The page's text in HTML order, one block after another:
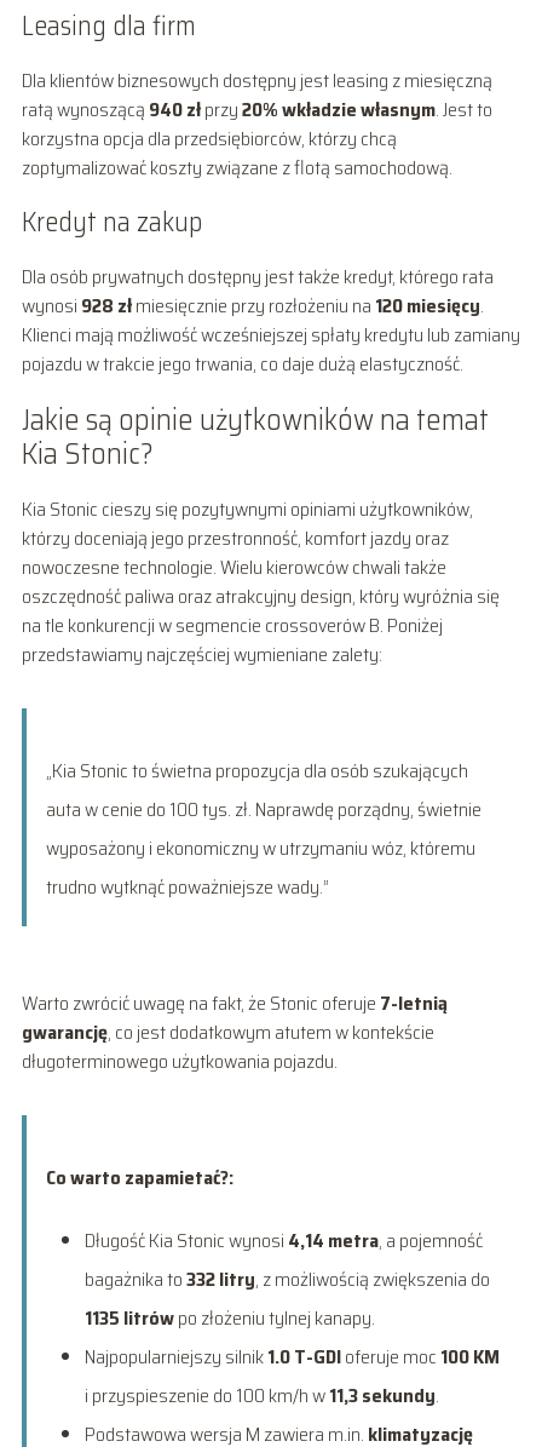
Leasing dla firm
Dla klientów biznesowych dostępny jest leasing z miesięczną
ratą wynoszącą 940 złprzy20% wkładzie własnym. Jest to
korzystna opcja dla przedsiębiorców, którzy chcą
zoptymalizować koszty związane z flotą samochodową.
Kredyt na zakup
Dla osób prywatnych dostępny jest także kredyt, którego rata
wynosi 928 złmiesięcznie przy rozłożeniu na 120 miesięcy.
Klienci mają możliwość wcześniejszej spłaty kredytu lub zamiany
pojazdu w trakcie jego trwania, co daje dużą elastyczność.
Jakie są opinie użytkowników na temat
Kia Stonic?
Kia Stonic cieszy się pozytywnymi opiniami użytkowników,
którzy doceniają jego przestronność, komfort jazdy oraz
nowoczesne technologie. Wielu kierowców chwali także
oszczędność paliwa oraz atrakcyjny design, który wyróżnia się
na tle konkurencji w segmencie crossoverów B. Poniżej
przedstawiamy najczęściej wymieniane zalety:
„Kia Stonic to świetna propozycja dla osób szukających
auta w cenie do 100 tys. zł. Naprawdę porządny, świetnie
wyposażony i ekonomiczny w utrzymaniu wóz, któremu
trudno wytknąć poważniejsze wady.”
Warto zwrócić uwagę na fakt, że Stonic oferuje 7-letnią
gwarancję, co jest dodatkowym atutem w kontekście
długoterminowego użytkowania pojazdu.
Co warto zapamietać?:
Długość Kia Stonic wynosi 4,14 metra, a pojemność
bagażnika to332 litry, z możliwością zwiększenia do
1135 litrówpo złożeniu tylnej kanapy.
Najpopularniejszy silnik1.0 T-GDIoferuje moc 100 KM
i przyspieszenie do 100 km/h w11,3 sekundy.
Podstawowa wersja M zawiera m.in. klimatyzację